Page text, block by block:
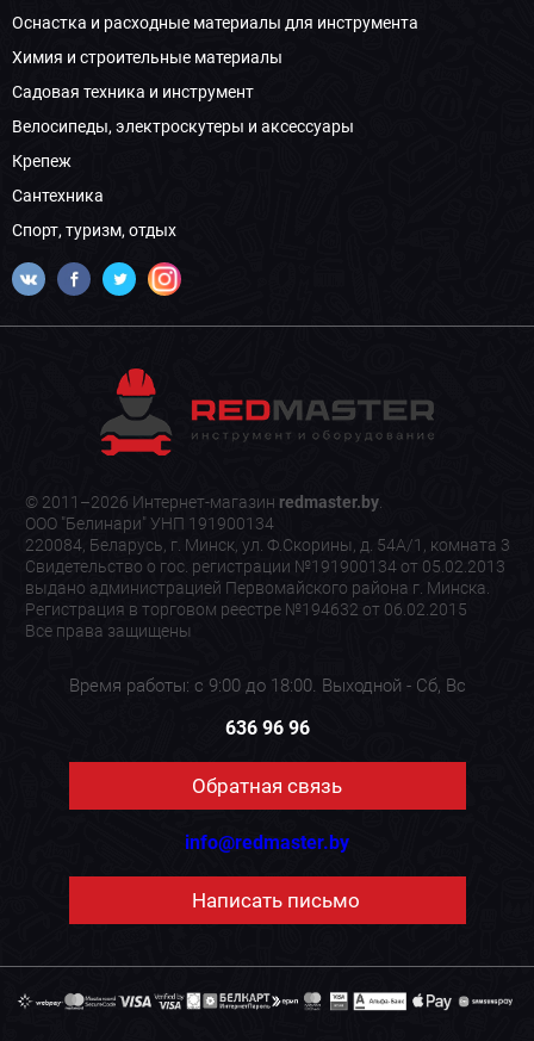
Оснастка и расходные материалы для инструмента
Химия и строительные материалы
Садовая техника и инструмент
Велосипеды, электроскутеры и аксессуары
Крепеж
Сантехника
Спорт, туризм, отдых
© 2011–2026 Интернет-магазин redmaster.by.
ООО "Белинари" УНП 191900134
220084, Беларусь, г. Минск, ул. Ф.Скорины, д. 54А/1, комната 3
Свидетельство о гос. регистрации №191900134 от 05.02.2013
выдано администрацией Первомайского района г. Минска.
Регистрация в торговом реестре №194632 от 06.02.2015
Все права защищены
Время работы: с 9:00 до 18:00. Выходной - Сб, Вс
636 96 96
Обратная связь
info@redmaster.by
Написать письмо